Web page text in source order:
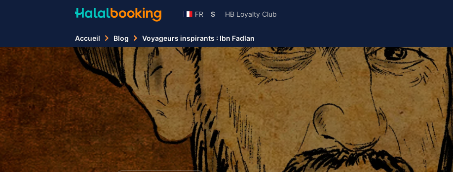
FR $ HB Loyalty Club
Accueil Blog Voyageurs inspirants : Ibn Fadlan